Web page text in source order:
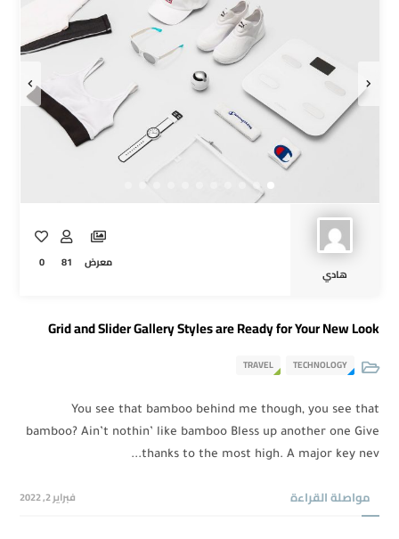
هادي
معرض 81
0
Grid and Slider Gallery Styles are Ready for Your New Look
TECHNOLOGY
TRAVEL
You see that bamboo behind me though, you see that
bamboo? Ain’t nothin’ like bamboo Bless up another one Give
thanks to the most high. A major key nev...
مواصلة القراءة فبراير 2, 2022